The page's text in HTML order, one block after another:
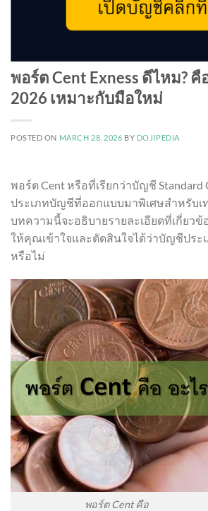
พอร์ต Cent Exness ดีไหม? คื
2026 เหมาะกับมือใหม่
POSTED ON MARCH 28, 2026 BY DOJIPEDIA
พอร์ต Cent หรือที่เรียกว่าบัญชี Standard
ประเภทบัญชีที่ออกแบบมาพิเศษสำหรับเ
บทความนี้จะอธิบายรายละเอียดที่เกี่ยวข้
ให้คุณเข้าใจและตัดสินใจได้ว่าบัญชีปร
หรือไม่
พอร์ต Cent คือ